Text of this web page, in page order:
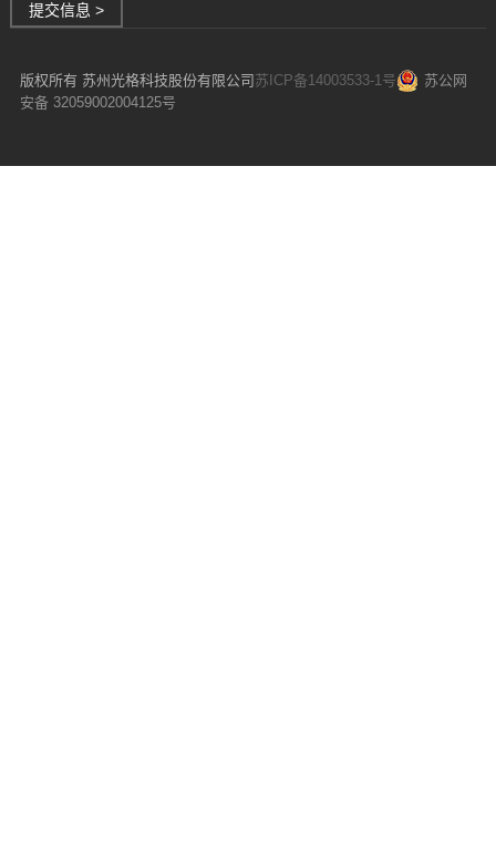
提交信息 >
版权所有 苏州光格科技股份有限公司苏ICP备14003533-1号
苏公网
安备 32059002004125号